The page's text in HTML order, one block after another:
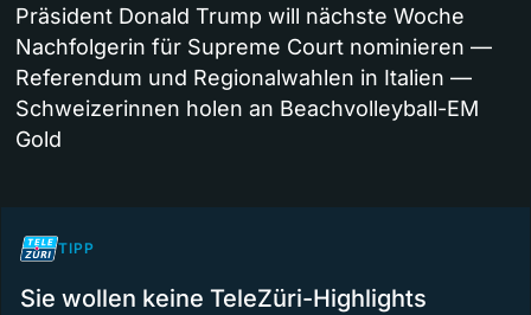
Präsident Donald Trump will nächste Woche
Nachfolgerin für Supreme Court nominieren —
Referendum und Regionalwahlen in Italien —
Schweizerinnen holen an Beachvolleyball-EM
Gold
TIPP
Sie wollen keine TeleZüri-Highlights